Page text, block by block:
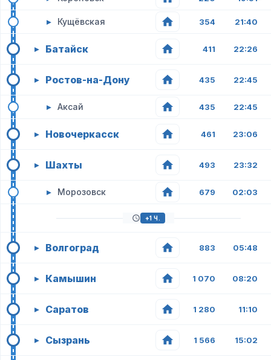
▸ Кущёвская 354 21:40
▸ Батайск 411 22:26
▸ Ростов-на-Дону 435 22:45
▸ Аксай 435 22:45
▸ Новочеркасск 461 23:06
▸ Шахты 493 23:32
▸ Морозовск 679 02:03
+1 Ч.
▸ Волгоград 883 05:48
▸ Камышин 1 070 08:20
▸ Саратов 1 280 11:10
▸ Сызрань 1 566 15:02